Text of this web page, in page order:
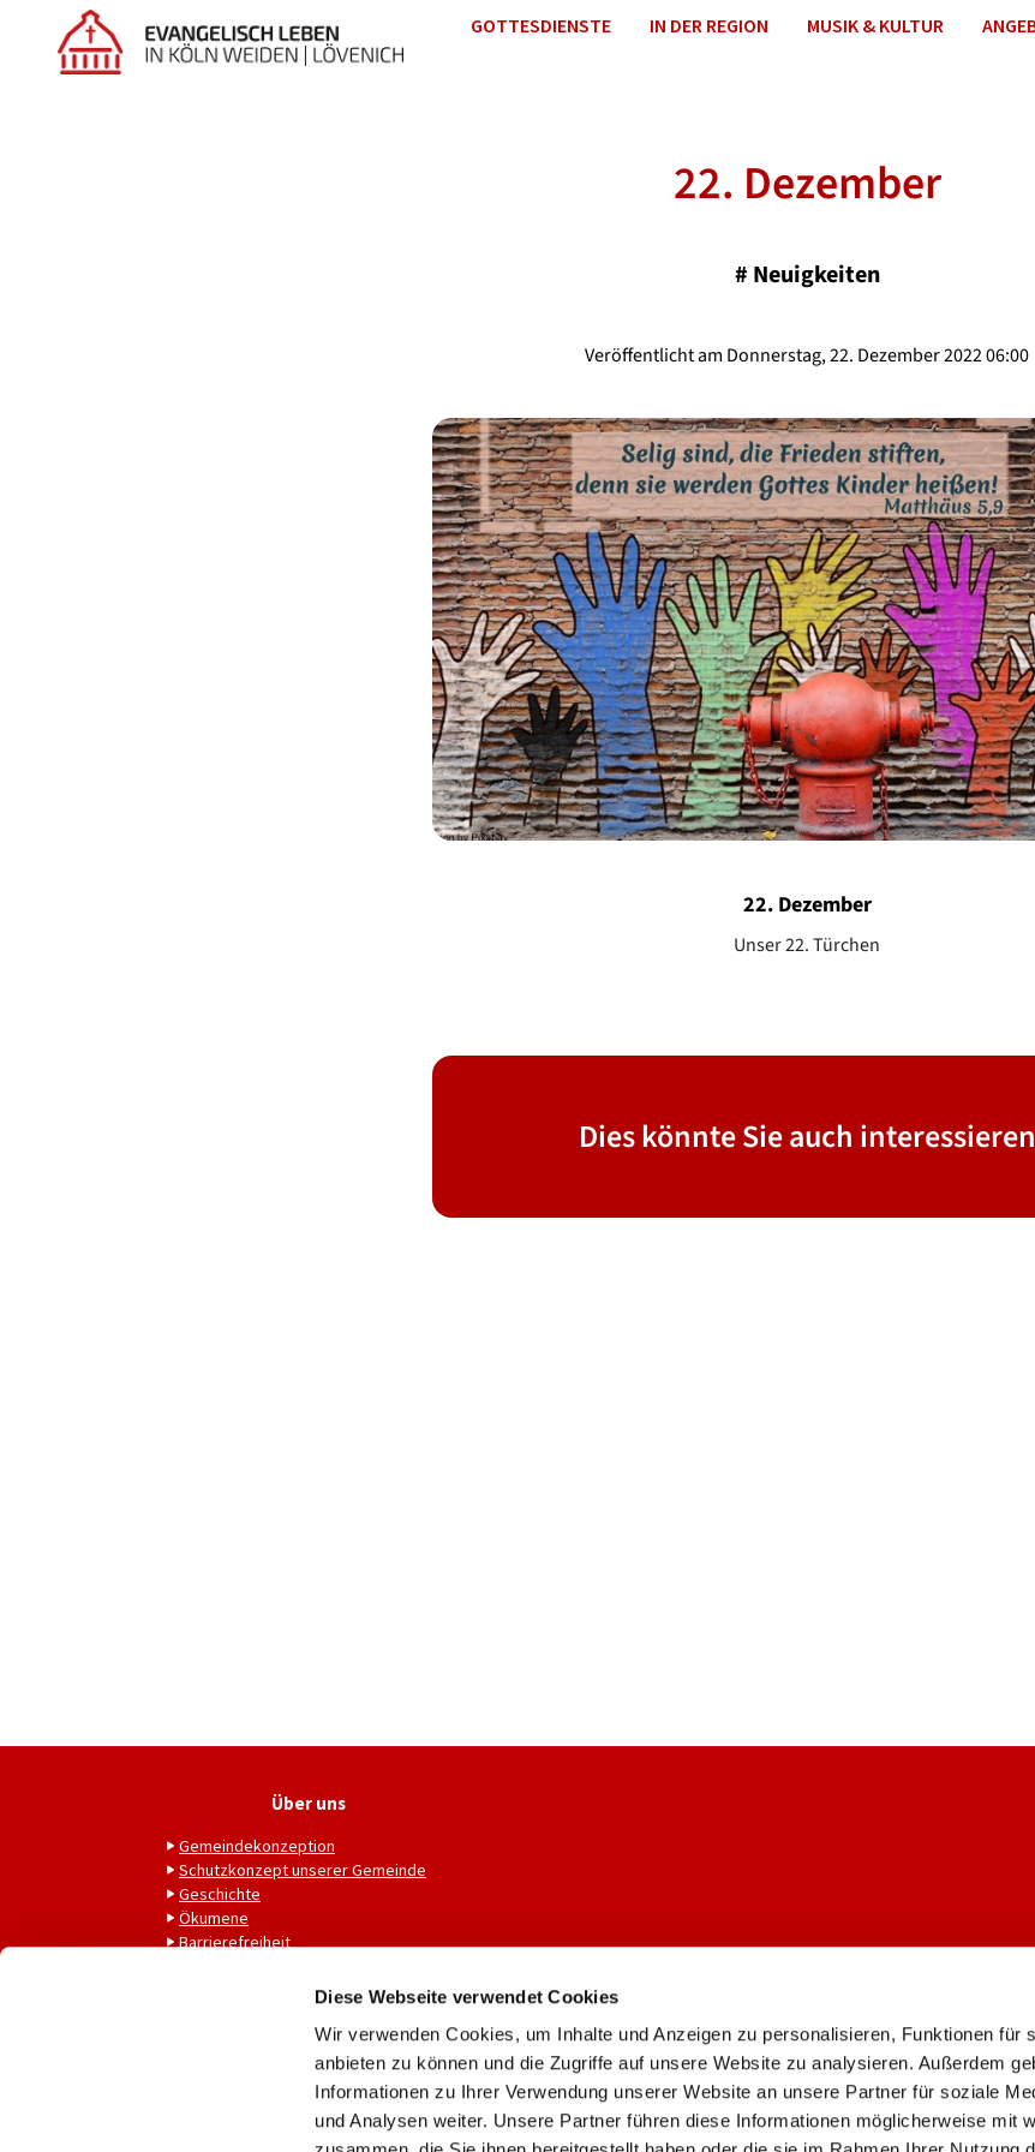
Diese Webseite verwendet Cookies
Wir verwenden Cookies, um Inhalte und Anzeigen zu personalisieren, Funktionen für
anbieten zu können und die Zugriffe auf unsere Website zu analysieren. Außerdem
Informationen zu Ihrer Verwendung unserer Website an unsere Partner für soziale
und Analysen weiter. Unsere Partner führen diese Informationen möglicherweise mit
GOTTESDIENSTE IN DER REGION MUSIK & KULTUR
22. Dezember
# Neuigkeiten
Veröffentlicht am Donnerstag, 22. Dezember 2022 06:00
22. Dezember
Unser 22. Türchen
Dies könnte Sie auch interessieren
Über uns
Gemeindekonzeption
Schutzkonzept unserer Gemeinde
Geschichte
Ökumene
Barrierefreiheit
Ev. Gemeinde Weiden/Lövenich
Kontaktinformationen Impressum